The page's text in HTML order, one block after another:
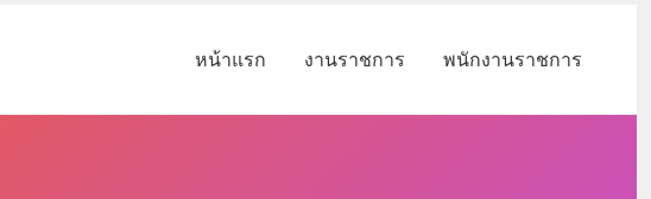
หน้าแรก งานราชการ พนักงานราชการ